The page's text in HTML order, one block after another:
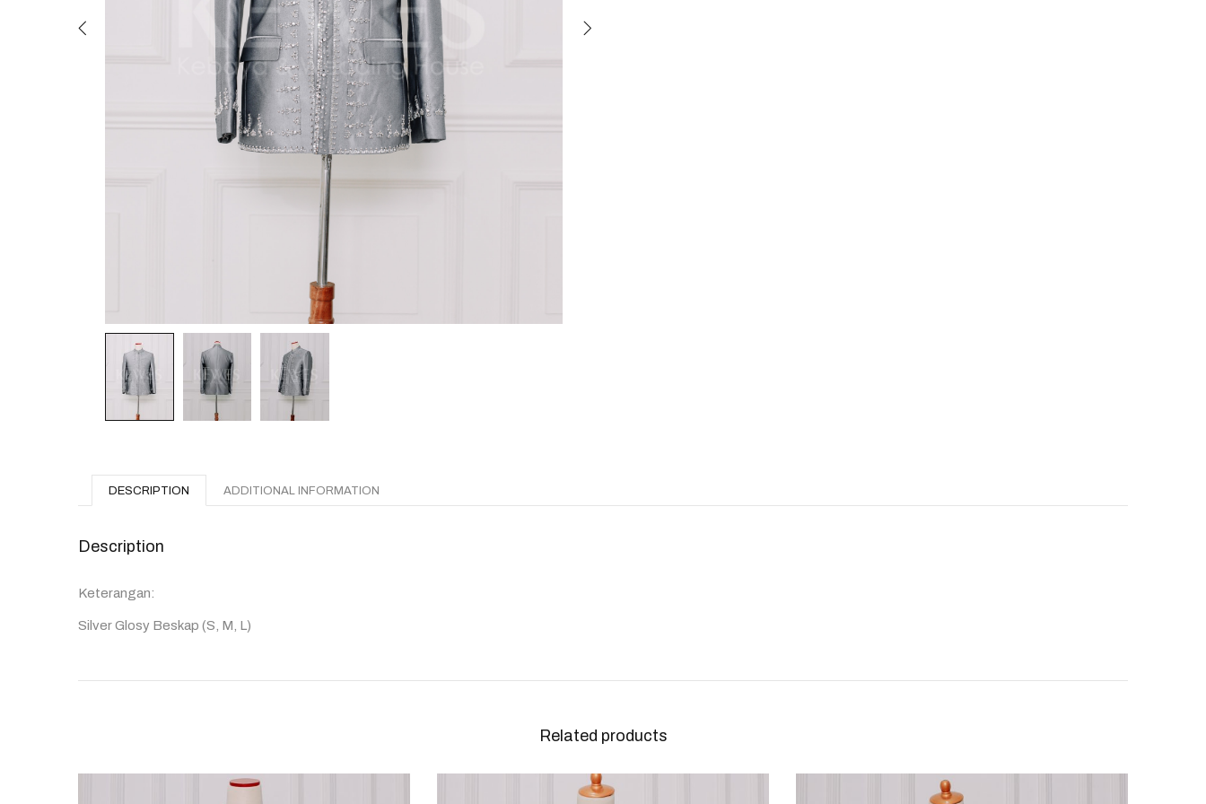
DESCRIPTION ADDITIONAL INFORMATION
Description
Keterangan:
Silver Glosy Beskap (S, M, L)
Related products